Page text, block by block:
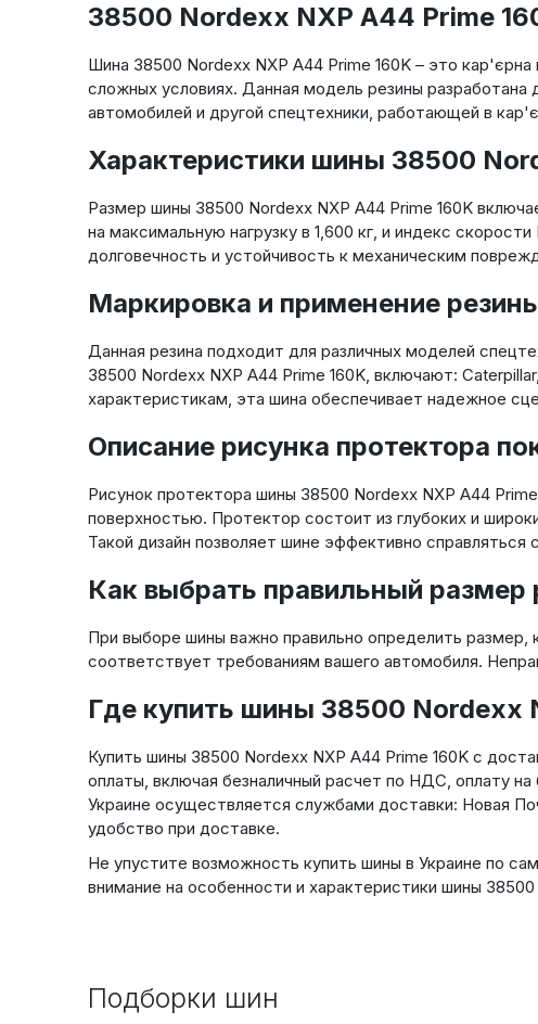
38500 Nordexx NXP A44 Prime
Шина 38500 Nordexx NXP A44 Prime 160K – это
сложных условиях. Данная модель резины разработана
автомобилей и другой спецтехники, работающей в
Характеристики шины 38500
Размер шины 38500 Nordexx NXP A44 Prime 160K
на максимальную нагрузку в 1,600 кг, и индекс
долговечность и устойчивость к механическим
Маркировка и применение
Данная резина подходит для различных моделей
38500 Nordexx NXP A44 Prime 160K, включают:
характеристикам, эта шина обеспечивает надежное
Описание рисунка протектора
Рисунок протектора шины 38500 Nordexx NXP A44
поверхностью. Протектор состоит из глубоких и
Такой дизайн позволяет шине эффективно справляться
Как выбрать правильный размер
При выборе шины важно правильно определить
соответствует требованиям вашего автомобиля.
Где купить шины 38500 Nordexx
Купить шины 38500 Nordexx NXP A44 Prime 160K с
оплаты, включая безналичный расчет по НДС, оплату
Украине осуществляется службами доставки: Новая
удобство при доставке.
Не упустите возможность купить шины в Украине по
внимание на особенности и характеристики шины
Подборки шин